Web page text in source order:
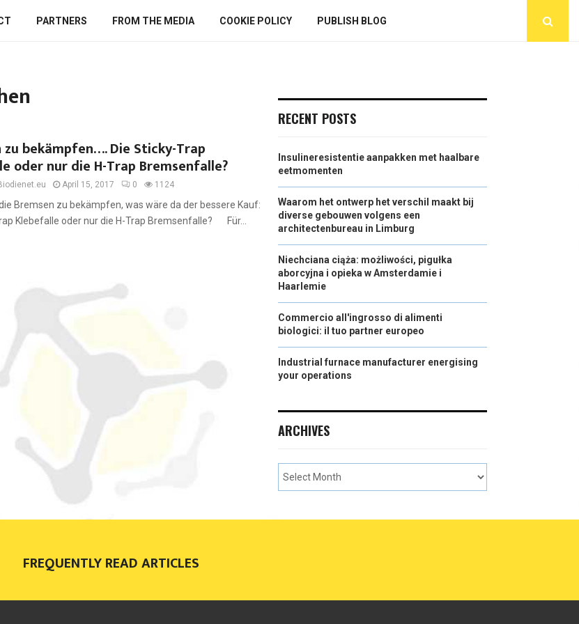
PARTNERS FROM THE MEDIA COOKIE POLICY PUBLISH BLOG
zu bekämpfen…. Die Sticky-Trap
oder nur die H-Trap Bremsenfalle?
April 15, 2017 0 1124
Bremsen zu bekämpfen, was wäre da der bessere Kauf:
Klebefalle oder nur die H-Trap Bremsenfalle? Für...
RECENT POSTS
Insulineresistentie aanpakken met haalbare
eetmomenten
Waarom het ontwerp het verschil maakt bij
diverse gebouwen volgens een
architectenbureau in Limburg
Niechciana ciąża: możliwości, pigułka
aborcyjna i opieka w Amsterdamie i
Haarlemie
Commercio all'ingrosso di alimenti
biologici: il tuo partner europeo
Industrial furnace manufacturer energising
your operations
ARCHIVES
FREQUENTLY READ ARTICLES